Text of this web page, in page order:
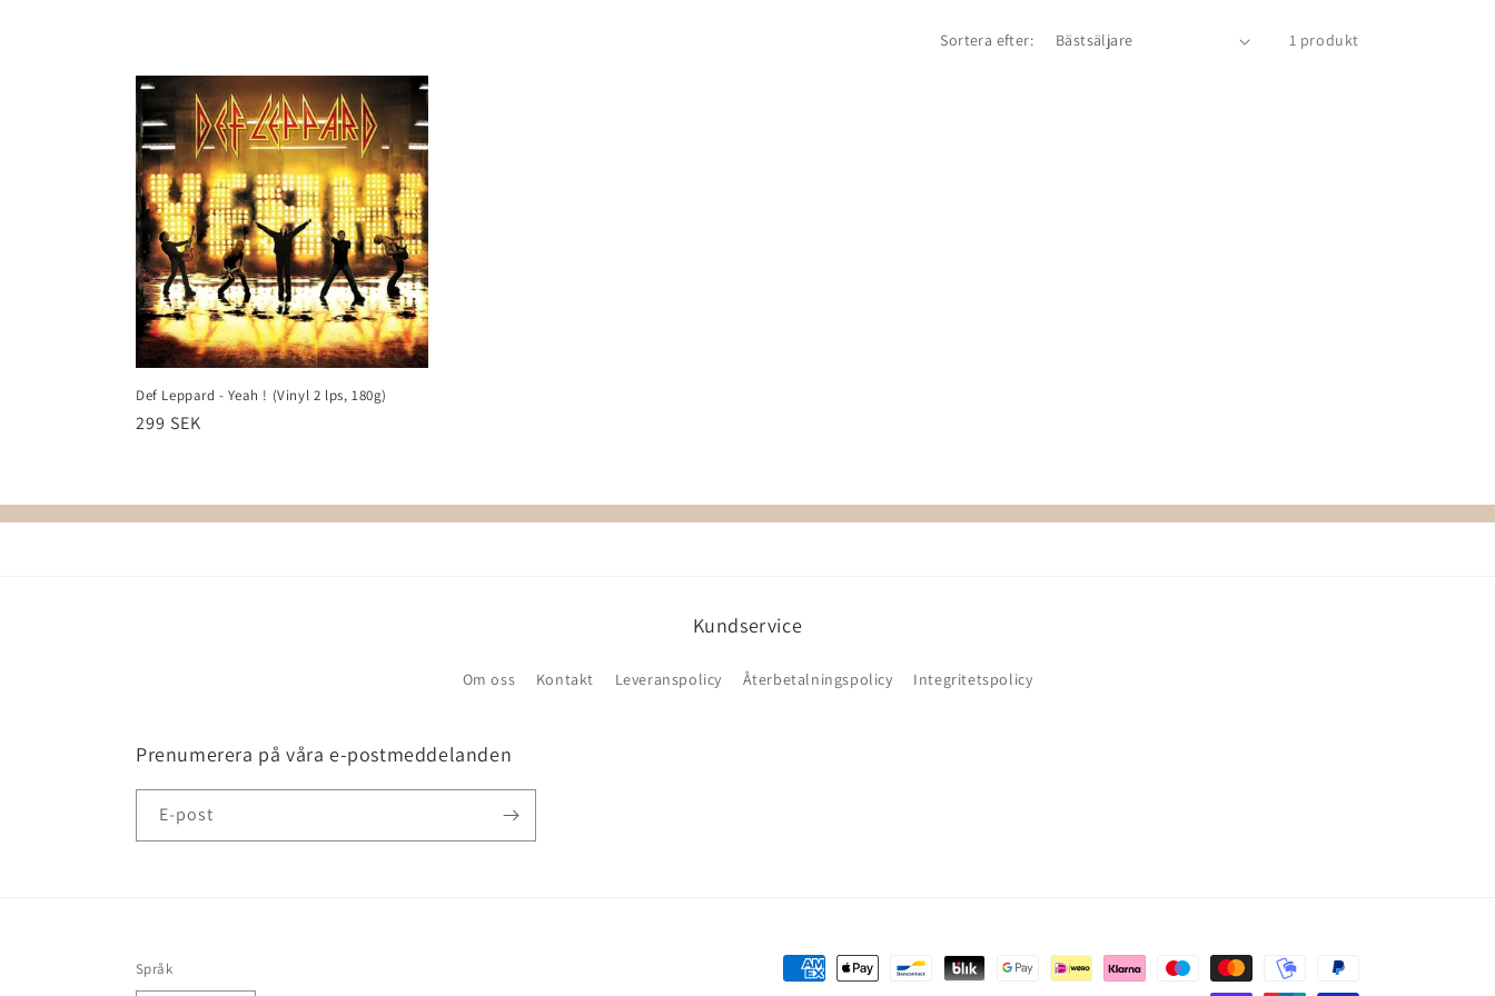
Sortera efter: 1 produkt
Def Leppard - Yeah ! (Vinyl 2 lps, 180g)
Ordinarie
299 SEK
Kundservice
Om oss Kontakt Leveranspolicy Återbetalningspolicy Integritetspolicy
Prenumerera på våra e-postmeddelanden
E-post
Språk Betalningsmetoder